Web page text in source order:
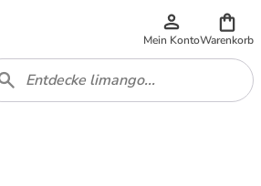
Mein KontoWarenkorb